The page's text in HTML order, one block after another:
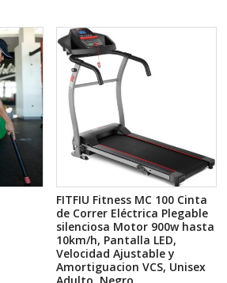
FITFIU Fitness MC 100 Cinta
de Correr Eléctrica Plegable
silenciosa Motor 900w hasta
10km/h, Pantalla LED,
Velocidad Ajustable y
Amortiguacion VCS, Unisex
Adulto, Negro